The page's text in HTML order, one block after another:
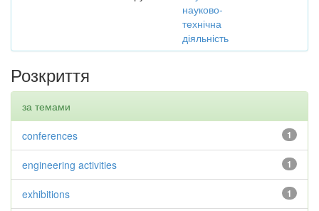
науково-
технічна
діяльність
Розкриття
за темами
1
conferences
1
engineering activities
1
exhibitions